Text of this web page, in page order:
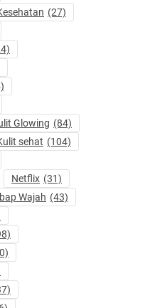
(27)
Glowing (84)
sehat (104)
Netflix (31)
Wajah (43)